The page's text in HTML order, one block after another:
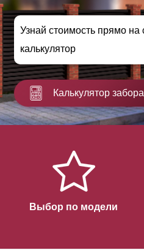
Узнай стоимость прямо на
калькулятор
Калькулятор забора
Выбор по модели